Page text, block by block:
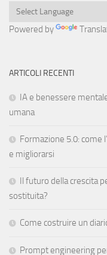
Powered by
ARTICOLI RECENTI
IA e benessere
umana
Formazione 5.0: come
e migliorarsi
Il futuro della crescita
sostituita?
Come costruire un
Prompt engineering